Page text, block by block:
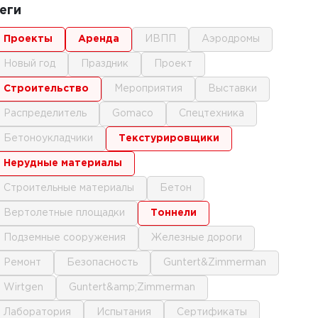
проекты аренда ИВПП аэродромы
новый год праздник проект
строительство мероприятия выставки
распределитель gomaco спецтехника
бетоноукладчики текстурировщики
нерудные материалы
строительные материалы бетон
вертолетные площадки тоннели
подземные сооружения железные дороги
ремонт безопасность Guntert&Zimmerman
Wirtgen Guntert&amp;Zimmerman
лаборатория испытания сертификаты